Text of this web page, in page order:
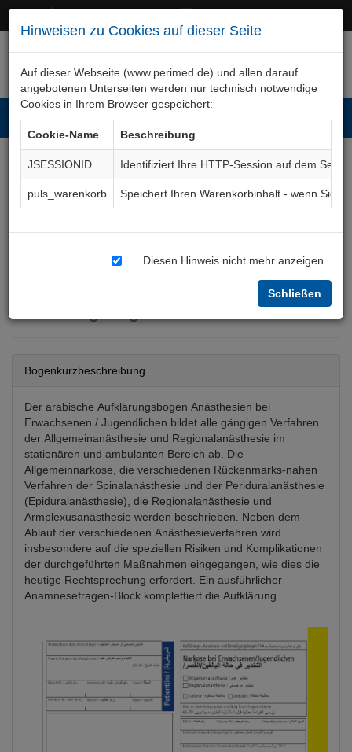
Hinweisen zu Cookies auf dieser Seite
Auf dieser Webseite (www.perimed.de) und allen darauf
angebotenen Unterseiten werden nur technisch notwendige
Cookies in Ihrem Browser gespeichert:
Cookie-Name
Beschreibung
JSESSIONID
Identifiziert Ihre HTTP-Session auf dem Server
puls_warenkorb
Speichert Ihren Warenkorbinhalt - wenn Sie
Diesen Hinweis nicht mehr anzeigen
Schließen
Narkose und/oder
Regionalanästhesie bei
Erwachsenen und
Jugendlichen (arabisch)
Bogenkurzbeschreibung
Der arabische Aufklärungsbogen Anästhesien bei
Erwachsenen / Jugendlichen bildet alle gängigen Verfahren
der Allgemeinanästhesie und Regionalanästhesie im
stationären und ambulanten Bereich ab. Die
Allgemeinnarkose, die verschiedenen Rückenmarks-nahen
Verfahren der Spinalanästhesie und der Periduralanästhesie
(Epiduralanästhesie), die Regionalanästhesie und
Armplexusanästhesie werden beschrieben. Neben dem
Ablauf der verschiedenen Anästhesieverfahren wird
insbesondere auf die speziellen Risiken und Komplikationen
der durchgeführten Maßnahmen eingegangen, wie dies die
heutige Rechtsprechung erfordert. Ein ausführlicher
Anamnesefragen-Block komplettiert die Aufklärung.